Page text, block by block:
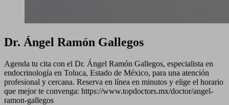
Dr. Ángel Ramón Gallegos
Agenda tu cita con el Dr. Ángel Ramón Gallegos, especialista en
endocrinología en Toluca, Estado de México, para una atención
profesional y cercana. Reserva en línea en minutos y elige el horario
que mejor te convenga: https://www.topdoctors.mx/doctor/angel-
ramon-gallegos